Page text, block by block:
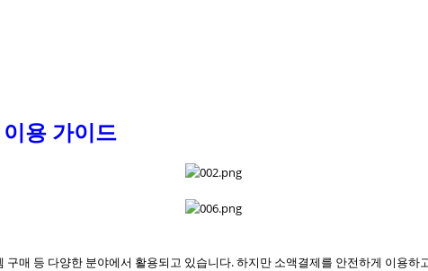
용 가이드
매 등 다양한 분야에서 활용되고 있습니다. 하지만 소액결제를 안전하게 이용